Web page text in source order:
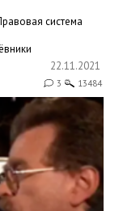
система
22.11.2021
3 13484